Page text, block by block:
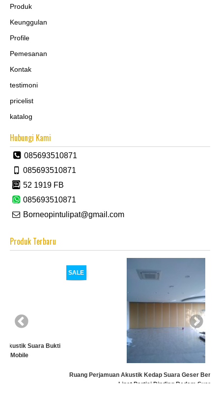
Produk
Keunggulan
Profile
Pemesanan
Kontak
testimoni
pricelist
katalog
Hubungi Kami
085693510871
085693510871
52 1919 FB
085693510871
Borneopintulipat@gmail.com
Produk Terbaru
Ruang Perjamuan Akustik Kedap Suara Geser Bergerak Kayu Ruang
Lipat Partisi Dinding Redam Suara